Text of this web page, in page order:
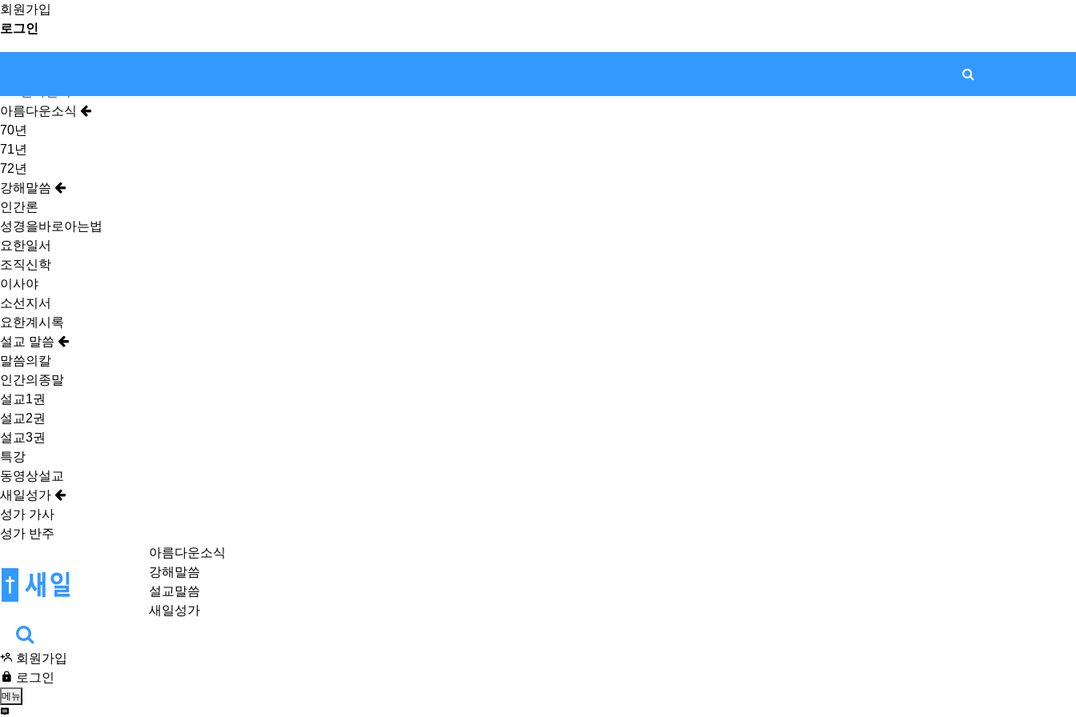
회원가입
로그인
아름다운소식
70년
71년
72년
강해말씀
인간론
성경을바로아는법
요한일서
조직신학
이사야
소선지서
요한계시록
설교 말씀
말씀의칼
인간의종말
설교1권
설교2권
설교3권
특강
동영상설교
새일성가
성가 가사
성가 반주
아름다운소식
강해말씀
설교말씀
새일성가
회원가입
로그인
메뉴